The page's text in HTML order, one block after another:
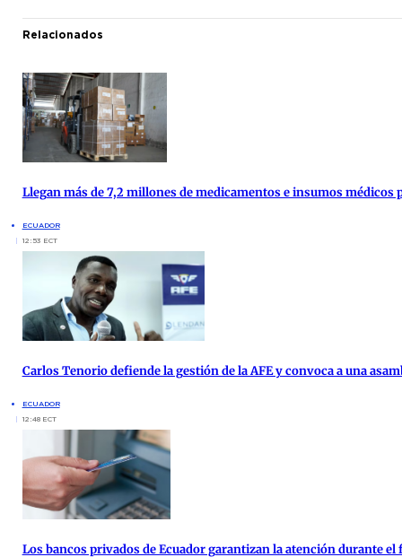
Relacionados
Llegan más de 7,2 millones de medicamentos e insumos médicos
ECUADOR
12:53 ECT
Carlos Tenorio defiende la gestión de la AFE y convoca a una
ECUADOR
12:48 ECT
Los bancos privados de Ecuador garantizan la atención durante el